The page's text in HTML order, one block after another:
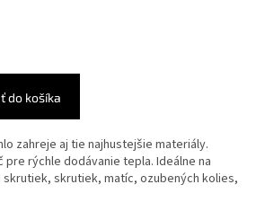
do košíka
zahreje aj tie najhustejšie materiály.
pre rýchle dodávanie tepla. Ideálne na
skrutiek, matíc, ozubených kolies,